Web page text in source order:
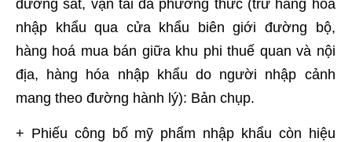
đường sắt, vận tải đa phương thức (trừ hàng hoá
nhập khẩu qua cửa khẩu biên giới đường bộ,
hàng hoá mua bán giữa khu phi thuế quan và nội
địa, hàng hóa nhập khẩu do người nhập cảnh
mang theo đường hành lý): Bản chụp.
+ Phiếu công bố mỹ phẩm nhập khẩu còn hiệu